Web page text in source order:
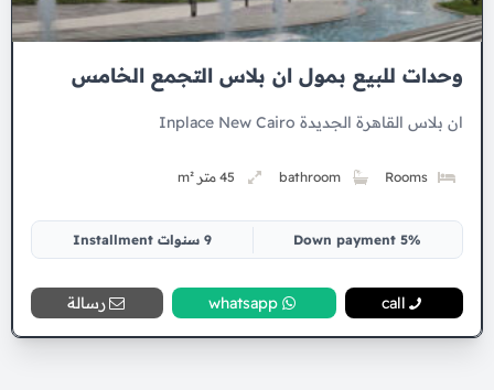
وحدات للبيع بمول ان بلاس التجمع الخامس
ان بلاس القاهرة الجديدة Inplace New Cairo
Rooms
bathroom 45 متر m²
5% Down payment 9 سنوات Installment
call
whatsapp رسالة